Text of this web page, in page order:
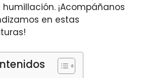
¡Acompáñanos
en estas